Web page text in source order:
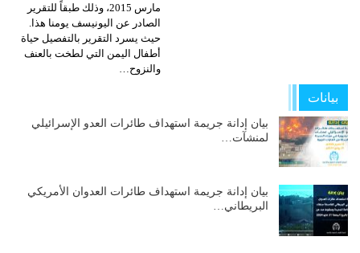
مارس 2015، وذلك طبقاً للتقرير
الصادر عن اليونيسف يومنا هذا.
حيث يسرد التقرير بالتفصيل حياة
أطفال اليمن التي لطخت بالعنف
والنزوح…
بيانات
بيان إدانة جريمة استهداف طائرات العدو الإسرائيلي
لمنشآت…
بيان إدانة جريمة استهداف طائرات العدوان الأمريكي
البريطاني…